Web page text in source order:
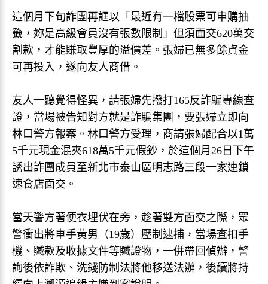
這個月下旬詐團再誆以「最近有一檔股票可申購抽
籤，妳是高級會員沒有張數限制」但須面交620萬交
割款，才能賺取豐厚的溢價差。張婦已無多餘資金
可再投入，遂向友人商借。
友人一聽覺得怪異，請張婦先撥打165反詐騙專線查
證，當場被告知對方就是詐騙集團，要張婦立即向
林口警方報案。林口警方受理，商請張婦配合以1萬
5千元現金混夾618萬5千元假鈔，於這個月26日下午
誘出詐團成員至新北市泰山區明志路三段一家連鎖
速食店面交。
當天警方著便衣埋伏在旁，趁著雙方面交之際，眾
警衝出將車手黃男（19歲）壓制逮捕，當場查扣手
機、贓款及收據文件等贓證物，一併帶回偵辦，警
詢後依詐欺、洗錢防制法將他移送法辦，後續將持